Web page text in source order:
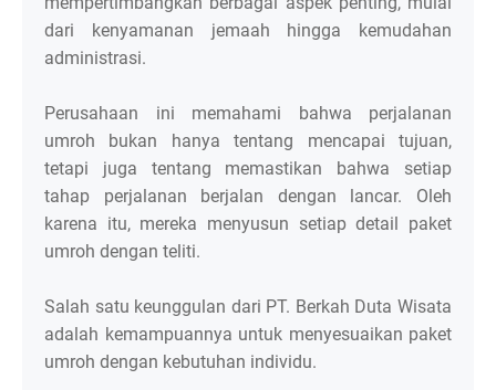
dari kenyamanan jemaah hingga kemudahan
administrasi.
Perusahaan ini memahami bahwa perjalanan
umroh bukan hanya tentang mencapai tujuan,
tetapi juga tentang memastikan bahwa setiap
tahap perjalanan berjalan dengan lancar. Oleh
karena itu, mereka menyusun setiap detail paket
umroh dengan teliti.
Salah satu keunggulan dari PT. Berkah Duta Wisata
adalah kemampuannya untuk menyesuaikan paket
umroh dengan kebutuhan individu.